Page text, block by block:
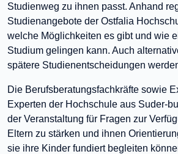
Studienweg zu ihnen passt. Anhand
Studienangebote der Ostfalia
welche Möglichkeiten es gibt und wie
Studium gelingen kann. Auch
spätere Studienentscheidungen
Die Berufsberatungsfachkräfte sowie
Experten der Hochschule aus Suder-
der Veranstaltung für Fragen zur
Eltern zu stärken und ihnen
sie ihre Kinder fundiert begleiten